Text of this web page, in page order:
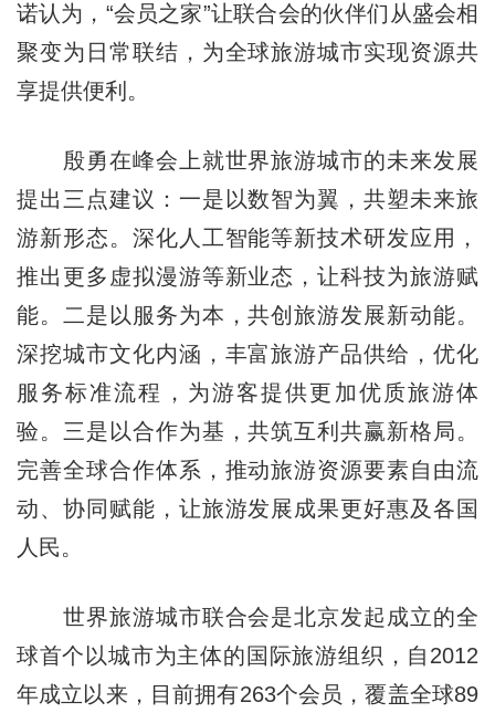
诺认为，“会员之家”让联合会的伙伴们从盛会相
聚变为日常联结，为全球旅游城市实现资源共
享提供便利。
殷勇在峰会上就世界旅游城市的未来发展
提出三点建议：一是以数智为翼，共塑未来旅
游新形态。深化人工智能等新技术研发应用，
推出更多虚拟漫游等新业态，让科技为旅游赋
能。二是以服务为本，共创旅游发展新动能。
深挖城市文化内涵，丰富旅游产品供给，优化
服务标准流程，为游客提供更加优质旅游体
验。三是以合作为基，共筑互利共赢新格局。
完善全球合作体系，推动旅游资源要素自由流
动、协同赋能，让旅游发展成果更好惠及各国
人民。
世界旅游城市联合会是北京发起成立的全
球首个以城市为主体的国际旅游组织，自2012
年成立以来，目前拥有263个会员，覆盖全球89